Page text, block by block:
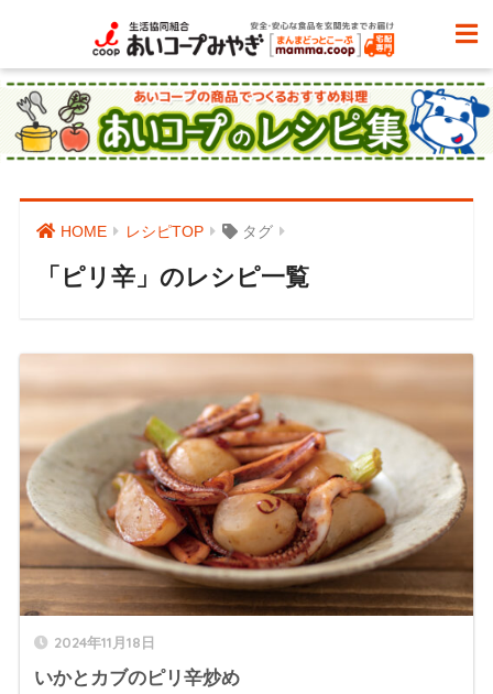
HOME レシピTOP タグ
「ピリ辛」のレシピ一覧
2024年11月18日
いかとカブのピリ辛炒め